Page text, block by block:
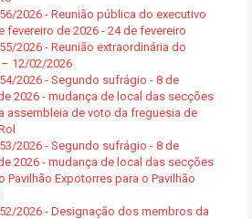
2026 - Reunião pública do executivo
fevereiro de 2026 - 24 de fevereiro
2026 - Reunião extraordinária do
12/02/2026
2026 - Segundo sufrágio - 8 de
2026 - mudança de local das secções
assembleia de voto da freguesia de
2026 - Segundo sufrágio - 8 de
2026 - mudança de local das secções
Pavilhão Expotorres para o Pavilhão
2026 - Designação dos membros da